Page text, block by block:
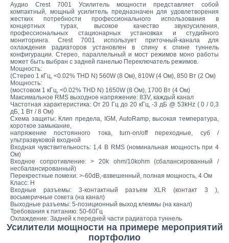
Аудио Crest 7001 Усилитель мощности представляет собой
компактный, мощный усилитель предназначен для удовлетворения
жестких потребности профессионального использования в
концертных турах, высокое качество звукоусиления,
профессиональных стационарных установках и студийного
мониторинга. Crest 7001 использует приточный-канала для
охлаждения радиаторов установлен в спину к спине туннель
конфигурации. Стерео, параллельный и мост режимов моно работы
может быть выбран с задней панелью Переключатель режимов.
Мощность:
(Стерео 1 кГц, <0.02% THD N) 560W (8 Ом), 810W (4 Ом), 850 Вт (2 Ом)
Мощность:
(мостовом 1 кГц, <0.02% THD N) 1650W (8 Ом), 1700 Вт (4 Ом)
Максимальное RMS выходное напряжение: 83V, каждый канал
Частотная характеристика: От 20 Гц до 20 кГц, -3 дБ @ 53kHz ( 0 / 0,3
дБ, 1 Вт / 8 Ом)
Схема защиты: Клип предела, IGM, AutoRamp, высокая температура,
короткое замыкание,
напряжение постоянного тока, turn-on/off переходные, суб /
ультразвуковой входной
Входная чувствительность: 1,4 В RMS (номинальная мощность при 4
Ом)
Входное сопротивление: > 20k ohm/10kohm (сбалансированный /
несбалансированный)
Перекрестные помехи: >-60dB,-взвешенный, полная мощность, 4 Ом
Класс: H
Входные разъемы: 3-контактный разъем XLR (контакт 3 ),
восьмеричные сокета (на канал)
Выходные разъемы: 5-позиционный выход клеммы (на канал)
Требования к питанию: 50-60Гц
Охлаждение: Задней к передней части радиатора туннель
Усилители мощности на примере мероприятий
портфолио